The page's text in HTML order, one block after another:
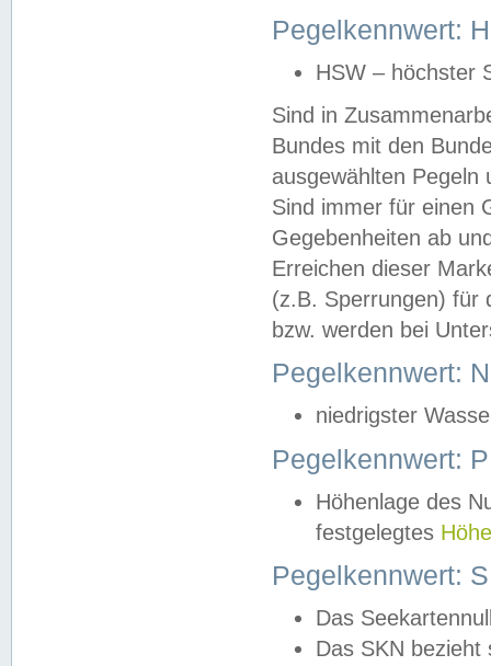
Pegelkennwert:
HSW – höchster
Sind in
Bundes mit den
ausgewählten
Sind immer für einen
Gegebenheiten ab
Erreichen dieser
(z.B. Sperrungen) für
bzw. werden bei
Pegelkennwert:
niedrigster
Pegelkennwert:
Höhenlage des
festgelegtes
Pegelkennwert:
Das
Das SKN